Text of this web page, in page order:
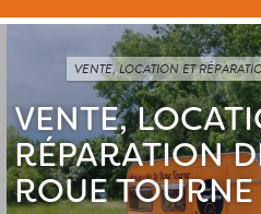
VENTE,
RÉPARATION
ROUE TOURNE
VENTE, LOCATION ET